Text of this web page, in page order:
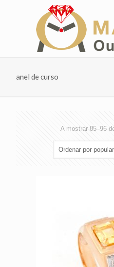
anel de curso
A mostrar 85–96